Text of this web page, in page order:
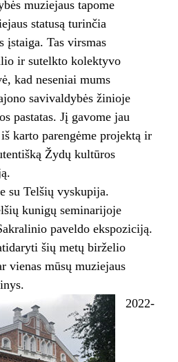
muziejaus tapome
statusą turinčia
įstaiga. Tas virsmas
ir sutelkto kolektyvo
kad neseniai mums
savivaldybės žinioje
pastatas. Jį gavome jau
karto parengėme projektą ir
Žydų kultūros
su Telšių vyskupija.
kunigų seminarijoje
paveldo ekspoziciją.
šių metų birželio
vienas mūsų muziejaus
2022-